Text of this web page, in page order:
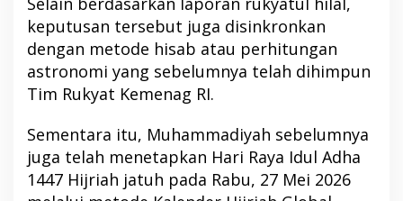
keputusan tersebut juga disinkronkan
dengan metode hisab atau perhitungan
astronomi yang sebelumnya telah dihimpun
Tim Rukyat Kemenag RI.
Sementara itu, Muhammadiyah sebelumnya
juga telah menetapkan Hari Raya Idul Adha
1447 Hijriah jatuh pada Rabu, 27 Mei 2026